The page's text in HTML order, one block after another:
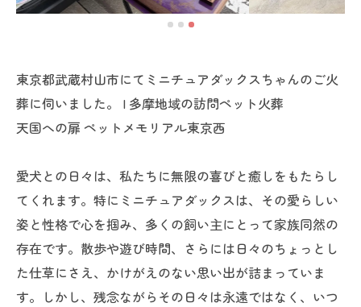
東京都武蔵村山市にてミニチュアダックスちゃんのご火
葬に伺いました。 | 多摩地域の訪問ペット火葬
天国への扉 ペットメモリアル東京西
愛犬との日々は、私たちに無限の喜びと癒しをもたらし
てくれます。特にミニチュアダックスは、その愛らしい
姿と性格で心を掴み、多くの飼い主にとって家族同然の
存在です。散歩や遊び時間、さらには日々のちょっとし
た仕草にさえ、かけがえのない思い出が詰まっていま
す。しかし、残念ながらその日々は永遠ではなく、いつ